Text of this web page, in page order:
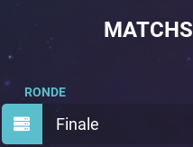
MATCHS
Finale
RONDE